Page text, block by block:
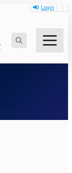
Login
for: